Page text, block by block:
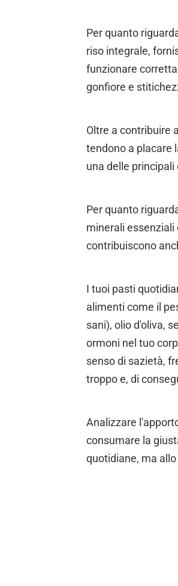
Per quanto
riso integrale,
funzionare
gonfiore e
Oltre a contribuire
tendono a placare
una delle
Per quanto
minerali essenziali
contribuiscono
I tuoi pasti
alimenti come il
sani), olio d'oliva,
ormoni nel tuo
senso di sazietà,
troppo e, di
Analizzare
consumare la
quotidiane, ma